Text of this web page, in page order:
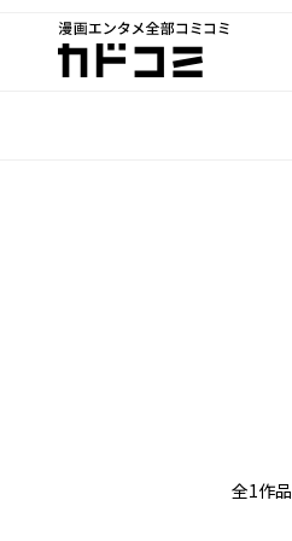
漫画エンタメ全部コミコミ
カドコミ
全1作品